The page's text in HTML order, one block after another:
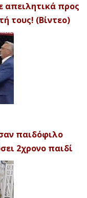
απειλητικά προς
τους! (Βίντεο)
παιδόφιλο
2χρονο παιδί